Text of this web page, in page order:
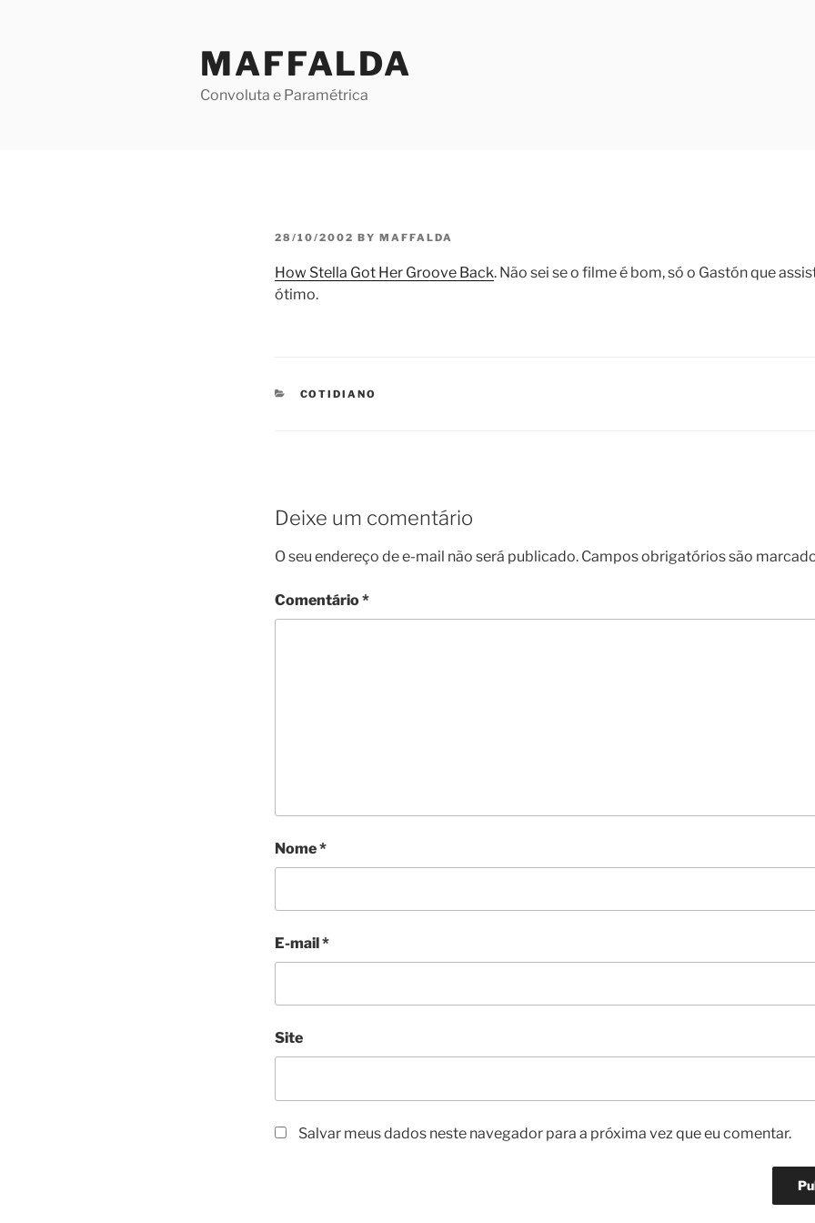
MAFFALDA
Convoluta e Paramétrica
POSTED
28/10/2002 BY MAFFALDA
How Stella Got Her Groove Back. Não sei se o filme é bom, só o Gastón que
ótimo.
CATEGORIES
COTIDIANO
Deixe um comentário
O seu endereço de e-mail não será publicado. Campos obrigatórios são
Comentário*
Nome*
E-mail*
Site
Salvar meus dados neste navegador para a próxima vez que eu comentar.